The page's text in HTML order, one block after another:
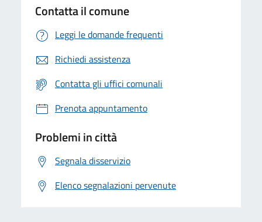
Contatta il comune
Leggi le domande frequenti
Richiedi assistenza
Contatta gli uffici comunali
Prenota appuntamento
Problemi in città
Segnala disservizio
Elenco segnalazioni pervenute